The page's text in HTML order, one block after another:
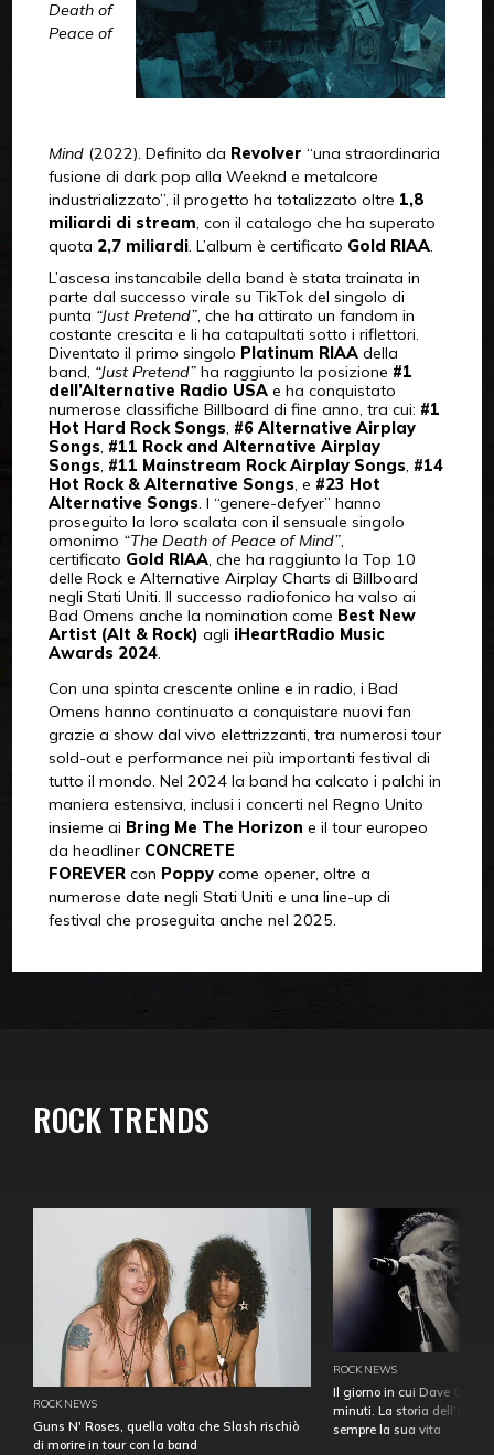
Death of
Peace of
Mind(2022). Definito da Revolver “una straordinaria
fusione di dark pop alla Weeknd e metalcore
industrializzato”, il progetto ha totalizzato oltre 1,8
miliardi di stream, con il catalogo che ha superato
quota 2,7 miliardi. L’album è certificato Gold RIAA.
L’ascesa instancabile della band è stata trainata in
parte dal successo virale su TikTok del singolo di
punta “Just Pretend”, che ha attirato un fandom in
costante crescita e li ha catapultati sotto i riflettori.
Diventato il primo singolo Platinum RIAAdella
band, “Just Pretend”ha raggiunto la posizione #1
dell’Alternative Radio USAe ha conquistato
numerose classifiche Billboard di fine anno, tra cui: #1
Hot Hard Rock Songs, #6 Alternative Airplay
Songs, #11 Rock and Alternative Airplay
Songs, #11 Mainstream Rock Airplay Songs, #14
Hot Rock & Alternative Songs, e #23 Hot
Alternative Songs. I “genere-defyer” hanno
proseguito la loro scalata con il sensuale singolo
omonimo “The Death of Peace of Mind”,
certificato Gold RIAA, che ha raggiunto la Top 10
delle Rock e Alternative Airplay Charts di Billboard
negli Stati Uniti. Il successo radiofonico ha valso ai
Bad Omens anche la nomination come Best New
Artist (Alt & Rock) agli iHeartRadio Music
Awards 2024.
Con una spinta crescente online e in radio, i Bad
Omens hanno continuato a conquistare nuovi fan
grazie a show dal vivo elettrizzanti, tra numerosi tour
sold-out e performance nei più importanti festival di
tutto il mondo. Nel 2024 la band ha calcato i palchi in
maniera estensiva, inclusi i concerti nel Regno Unito
insieme ai Bring Me The Horizon e il tour europeo
da headliner CONCRETE
FOREVERcon Poppycome opener, oltre a
numerose date negli Stati Uniti e una line-up di
festival che proseguita anche nel 2025.
ROCK TRENDS
ROCK NEWS
Guns N' Roses, quella volta che Slash rischiò
di morire in tour con la band
ROCK NEWS
Il giorno in cui Dave
minuti. La storia
sempre la sua vita